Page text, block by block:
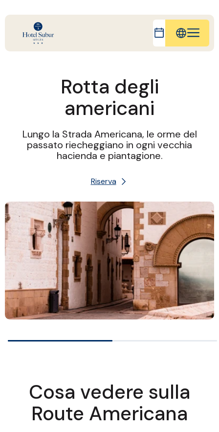
EN
Rotta degli
americani
Lungo la Strada Americana, le orme del
passato riecheggiano in ogni vecchia
hacienda e piantagione.
Riserva
Cosa vedere sulla
Route Americana